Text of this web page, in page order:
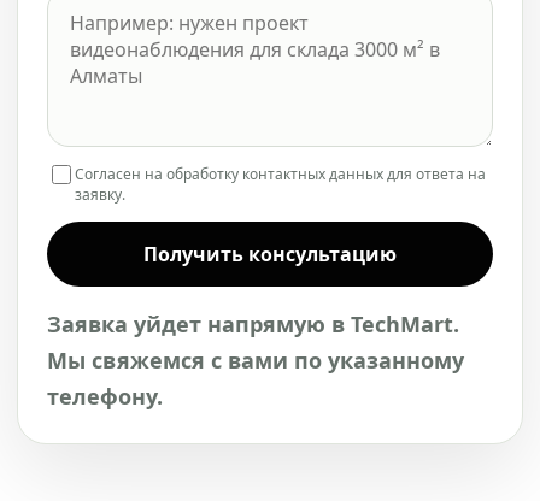
Согласен на обработку контактных данных для ответа на
заявку.
Получить консультацию
Заявка уйдет напрямую в TechMart.
Мы свяжемся с вами по указанному
телефону.